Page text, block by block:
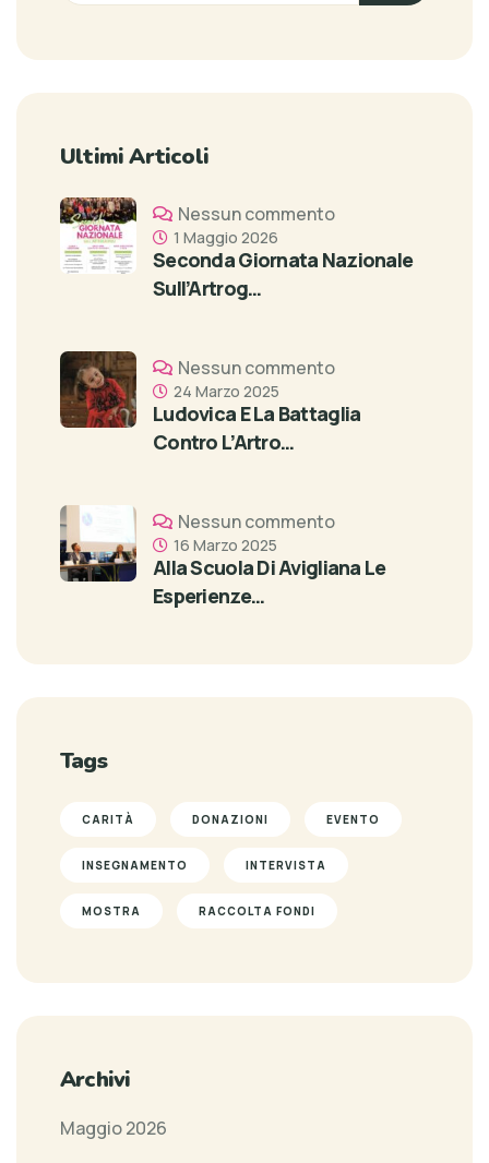
Ultimi Articoli
Seconda Giornata Nazionale
Sull’Artrog…
1 Maggio 2026
Nessun commento
Ludovica E La Battaglia
Contro L’Artro…
24 Marzo 2025
Nessun commento
Alla Scuola Di Avigliana Le
Esperienze…
16 Marzo 2025
Nessun commento
Tags
CARITÀ DONAZIONI EVENTO
INSEGNAMENTO INTERVISTA
MOSTRA RACCOLTA FONDI
Archivi
Maggio 2026